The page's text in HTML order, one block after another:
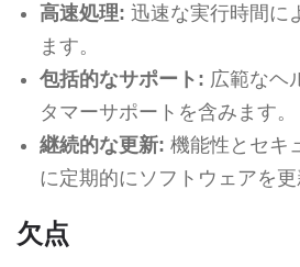
高速処理: 迅速な実行時間に
ます。
包括的なサポート: 広範なヘ
タマーサポートを含みます。
継続的な更新: 機能性とセキ
に定期的にソフトウェアを更
欠点